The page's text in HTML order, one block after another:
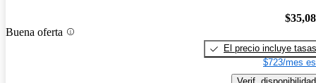
Buena oferta
El precio incluye tasas
$723/mes